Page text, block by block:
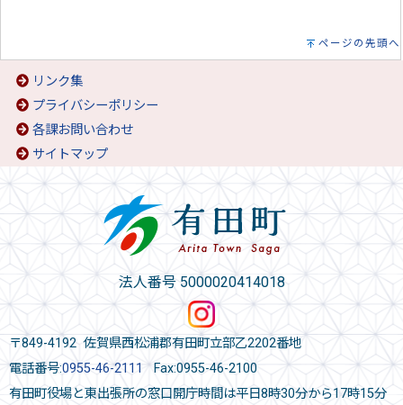
ページの先頭へ
リンク集
プライバシーポリシー
各課お問い合わせ
サイトマップ
法人番号 5000020414018
〒849-4192 佐賀県西松浦郡有田町立部乙2202番地
電話番号:0955-46-2111 Fax:0955-46-2100
有田町役場と東出張所の窓口開庁時間は平日8時30分から17時15分